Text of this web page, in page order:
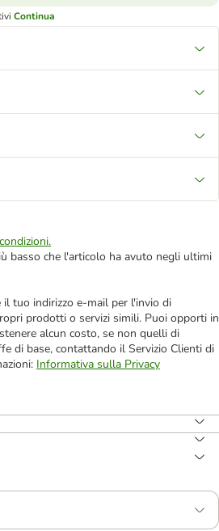
Continua
basso che l'articolo ha avuto negli ultimi
tuo indirizzo e-mail per l'invio di
prodotti o servizi simili. Puoi opporti in
alcun costo, se non quelli di
di base, contattando il Servizio Clienti di
Informativa sulla Privacy